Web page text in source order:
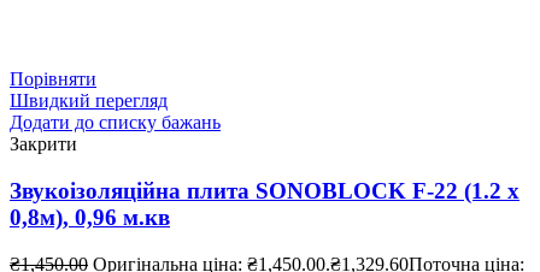
Порівняти
Швидкий перегляд
Додати до списку бажань
Закрити
Звукоізоляційна плита SONOBLOCK F-22 (1.2 х
0,8м), 0,96 м.кв
₴1,450.00 Оригінальна ціна: ₴1,450.00.₴1,329.60Поточна ціна: